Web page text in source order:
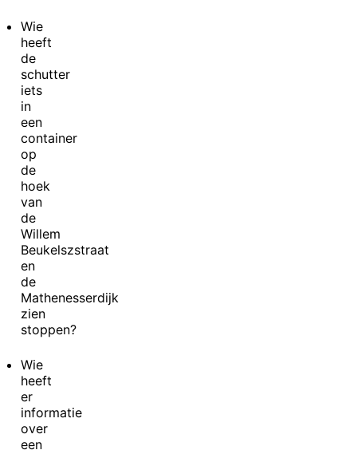
Wie
heeft
de
schutter
iets
in
een
container
op
de
hoek
van
de
Willem
Beukelszstraat
en
de
Mathenesserdijk
zien
stoppen?
Wie
heeft
er
informatie
over
een